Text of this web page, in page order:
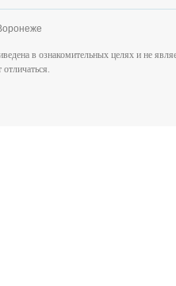
в ознакомительных целях и не